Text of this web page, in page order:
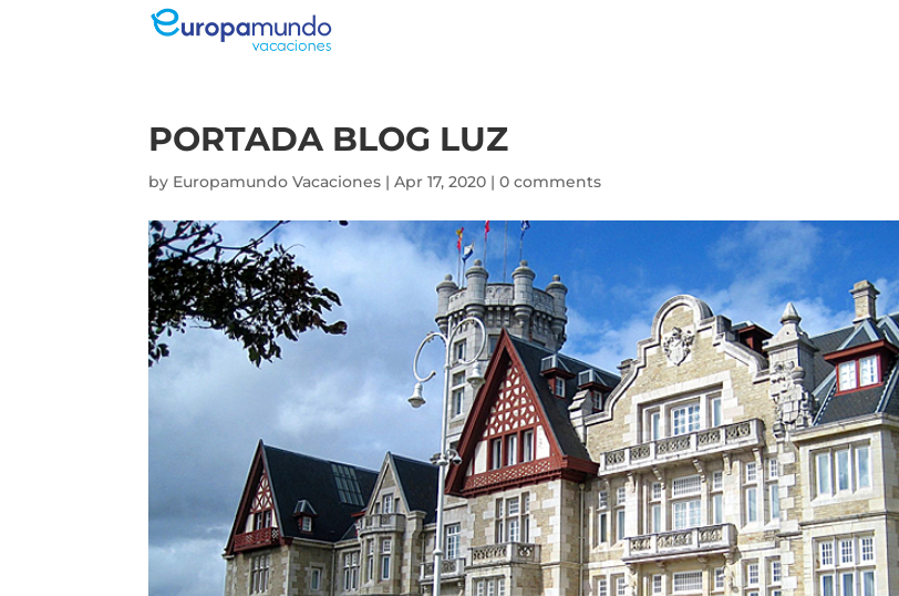
PORTADA BLOG LUZ
by Europamundo Vacaciones |Apr 17, 2020 |0 comments